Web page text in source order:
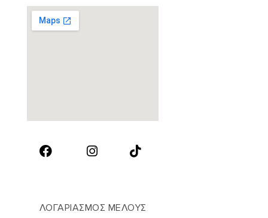
ΛΟΓΑΡΙΑΣΜΟΣ ΜΕΛΟΥΣ